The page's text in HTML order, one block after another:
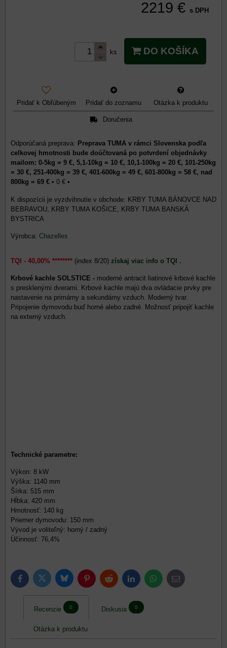
2219 € s DPH
ks DO KOŠÍKA
Pridať k Obľúbeným Pridať do zoznamu Otázka k produktu
Doručenia
Preprava TUMA v rámci Slovenska podľa
celkovej hmotnosti bude doúčtovaná po potvrdení objednávky
mailom: 0-5kg = 9 €, 5,1-10kg = 10 €, 10,1-100kg = 20 €, 101-250kg
= 30 €, 251-400kg = 39 €, 401-600kg = 49 €, 601-800kg = 58 €, nad
800kg = 69 € • 0 € •
KRBY TUMA BÁNOVCE NAD
BEBRAVOU, KRBY TUMA KOŠICE, KRBY TUMA BANSKÁ
BYSTRICA
Výrobca: Chazelles
TQI - 40,00% ******** (index 8/20) získaj viac info o TQI .
Krbové kachle SOLSTICE - moderné antracit liatinové krbové kachle
s presklenými dverami. Krbové kachle majú dva ovládacie prvky pre
nastavenie na primárny a sekundárny vzduch. Moderný tvar.
Pripojenie dymovodu buď horné alebo zadné. Možnosť pripojiť kachle
na externý vzduch.
Technické parametre:
Výkon: 8 kW
Výška: 1140 mm
Šírka: 515 mm
Hĺbka: 420 mm
Hmotnosť: 140 kg
Priemer dymovodu: 150 mm
Vývod je voliteľný: horný / zadný
Účinnosť: 76,4%
FacebookTwitter BlueskyPinterestReddit LinkedInWhatsApp
E-
mail
Recenzie 0 Diskusia 0
Otázka k produktu